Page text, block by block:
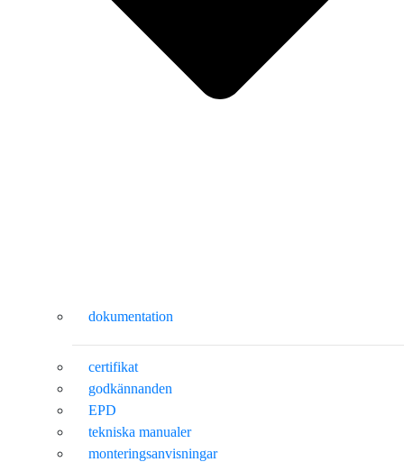
dokumentation
certifikat
godkännanden
EPD
tekniska manualer
monteringsanvisningar